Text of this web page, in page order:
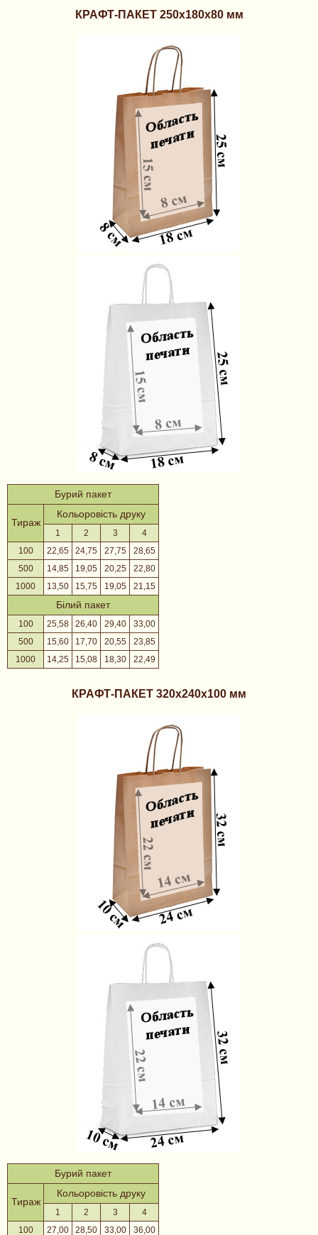
КРАФТ-ПАКЕТ 250х180х80 мм
Бурий пакет
Тираж
Кольоровість друку
1 2 3
4
100
22,65 24,75 27,75
28,65
500
14,85 19,05 20,25
22,80
1000
13,50 15,75 19,05 21,15
Білий пакет
100 25,58 26,40 29,40
33,00
500
15,60 17,70 20,55
23,85
1000
14,25 15,08 18,30 22,49
КРАФТ-ПАКЕТ 320х240х100 мм
Бурий пакет
Тираж
Кольоровість друку
1 2 3
4
100
27,00 28,50 33,00 36,00